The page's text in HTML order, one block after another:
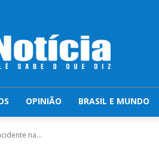
OPINIÃO BRASIL E MUNDO
na...